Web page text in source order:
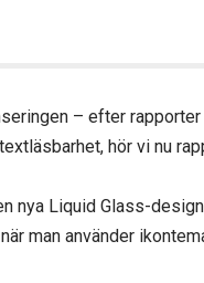
– efter
hör vi nu
nya Liquid Glass-
man använder